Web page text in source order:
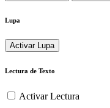
Lupa
Activar Lupa
Lectura de Texto
Activar Lectura